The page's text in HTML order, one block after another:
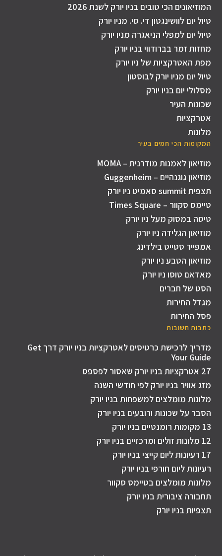
המוזיאונים הכי טובים בניו יורק לשנת 2026
טיול יום לוושינגטון די. סי. מניו יורק
טיול יום למפלי הניאגרה מניו יורק
מחזות זמר בברודווי בניו יורק
מפת האטרקציות של ניו יורק
טיול יום מניו יורק לבוסטון
מסלולי יום בניו יורק
שכונות העיר
אטרקציות
מלונות
המקומות הכי חמים בעיר
מוזיאון לאמנות מודרנית – MOMA
מוזיאון גוגנהיים – Guggenheim
תצפית summit סאמיט ניו יורק
טיימס סקוור – Times Square
טיסה במסוק מעל ניו יורק
מוזיאון הגלידה ניו יורק
אמפייר סטייט בילדינג
מוזיאון הטבע ניו יורק
מאדאם טוסו ניו יורק
הסט של חברים
מגדל החירות
פסל החירות
כתבות חשובות
מדריך לרכישת כרטיסים לאטרקציות בניו יורק דרך Get
Your Guide
27 אטרקציות בניו יורק שאסור לפספס
מזג אוויר בניו יורק לפי חודשי השנה
מלונות מומלצים למשפחות בניו יורק
הסבר על שכונות ורובעים בניו יורק
13 מקומות רומנטיים בניו יורק
12 מלונות זולים ומרכזיים בניו יורק
17 רעיונות ליום קייצי בניו יורק
רעיונות ליום חורפי בניו יורק
מלונות מומלצים בטיימס סקוור
תחבורה ציבורית בניו יורק
תצפיות בניו יורק